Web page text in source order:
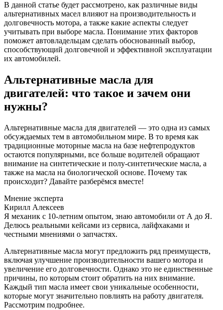
В данной статье будет рассмотрено, как различные виды
альтернативных масел влияют на производительность и
долговечность мотора, а также какие аспекты следует
учитывать при выборе масла. Понимание этих факторов
поможет автовладельцам сделать обоснованный выбор,
способствующий долговечной и эффективной эксплуатации
их автомобилей.
Альтернативные масла для
двигателей: что такое и зачем они
нужны?
Альтернативные масла для двигателей — это одна из самых
обсуждаемых тем в автомобильном мире. В то время как
традиционные моторные масла на базе нефтепродуктов
остаются популярными, все больше водителей обращают
внимание на синтетические и полу-синтетические масла, а
также на масла на биологической основе. Почему так
происходит? Давайте разберёмся вместе!
Мнение эксперта
Кирилл Алексеев
Я механик с 10-летним опытом, знаю автомобили от А до Я.
Делюсь реальными кейсами из сервиса, лайфхаками и
честными мнениями о запчастях.
Альтернативные масла могут предложить ряд преимуществ,
включая улучшение производительности вашего мотора и
увеличение его долговечности. Однако это не единственные
причины, по которым стоит обратить на них внимание.
Каждый тип масла имеет свои уникальные особенности,
которые могут значительно повлиять на работу двигателя.
Рассмотрим подробнее.